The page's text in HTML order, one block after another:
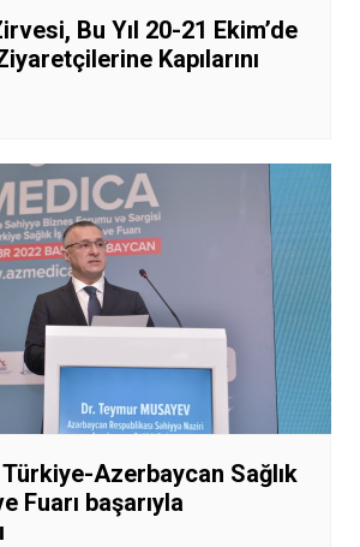
Bu Yıl 20-21 Ekim’de
Kapılarını
Azerbaycan Sağlık
Fuarı başarıyla